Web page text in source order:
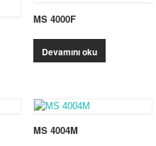
MS 4000F
Devamını oku
MS 4004M